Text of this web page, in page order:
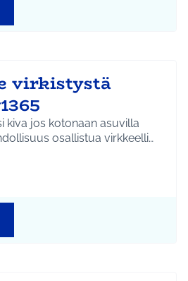
virkistystä
kiva jos kotonaan asuvilla
vanhuksilla olisi mahdollisuus osallistua virkkeelli…
mukaan: Jokela
teeman mukaan: Ikäihmiset